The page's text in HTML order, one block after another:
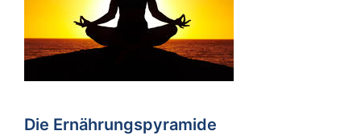
Die Ernährungspyramide